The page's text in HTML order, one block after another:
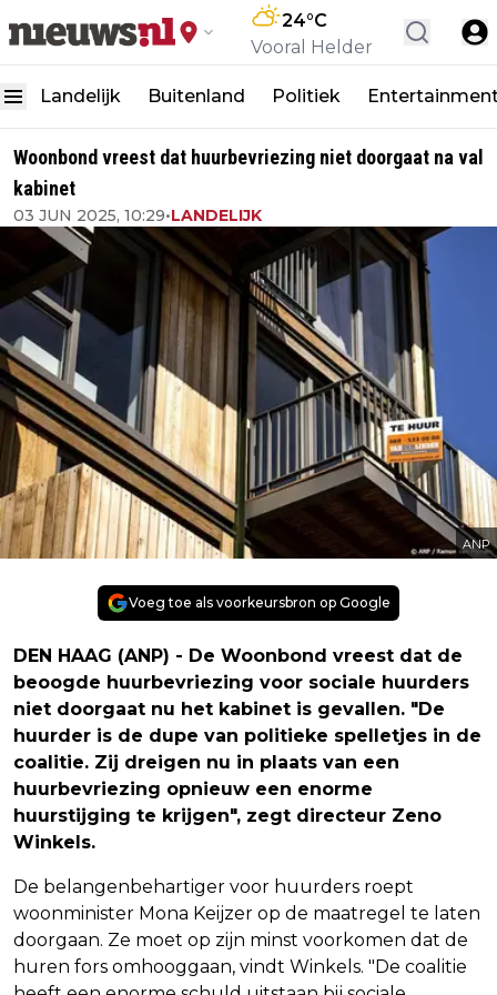
24°C
Vooral Helder
Landelijk Buitenland Politiek
Woonbond vreest dat huurbevriezing niet doorgaat na val
kabinet
03 JUN 2025, 10:29•LANDELIJK
ANP
Voeg toe als voorkeursbron op Google
DEN HAAG (ANP) - De Woonbond vreest dat de
beoogde huurbevriezing voor sociale huurders
niet doorgaat nu het kabinet is gevallen. "De
huurder is de dupe van politieke spelletjes in de
coalitie. Zij dreigen nu in plaats van een
huurbevriezing opnieuw een enorme
huurstijging te krijgen", zegt directeur Zeno
Winkels.
De belangenbehartiger voor huurders roept
woonminister Mona Keijzer op de maatregel te laten
doorgaan. Ze moet op zijn minst voorkomen dat de
huren fors omhooggaan, vindt Winkels. "De coalitie